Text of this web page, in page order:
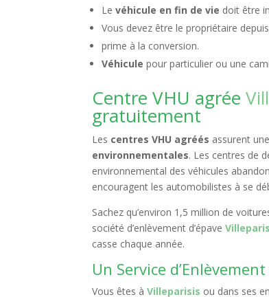
Levéhicule en fin de vie doit être
Vous devez être le propriétaire
prime à la conversion.
Véhicule pour particulier ou une
Centre VHU agrée
gratuitement
Les centres VHU agréés assurent une
environnementales. Les centres de
environnemental des véhicules
encouragent les automobilistes à se
Sachez qu’environ 1,5 million de
société d’enlèvement d’épave
casse chaque année.
Un Service d’Enlèvement
Vous êtes àVilleparisis ou dans ses